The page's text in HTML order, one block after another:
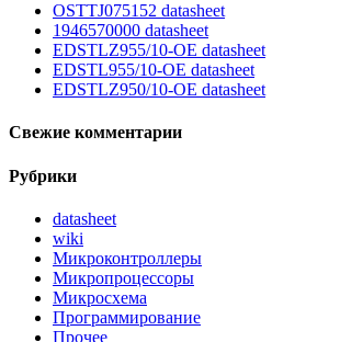
OSTTJ075152 datasheet
1946570000 datasheet
EDSTLZ955/10-OE datasheet
EDSTL955/10-OE datasheet
EDSTLZ950/10-OE datasheet
Свежие комментарии
Рубрики
datasheet
wiki
Микроконтроллеры
Микропроцессоры
Микросхема
Программирование
Прочее